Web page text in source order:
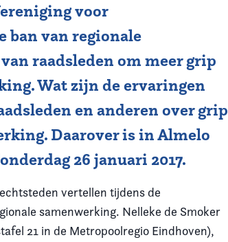
voor
ban van regionale
raadsleden om meer grip
Wat zijn de ervaringen
en anderen over grip
Daarover is in Almelo
26 januari 2017.
vertellen tijdens de
samenwerking. Nelleke de Smoker
21 in de Metropoolregio Eindhoven),